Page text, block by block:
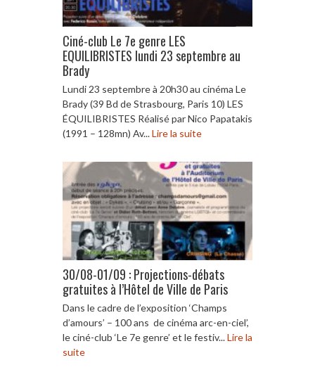
Ciné-club Le 7e genre LES
EQUILIBRISTES lundi 23 septembre au
Brady
Lundi 23 septembre à 20h30 au cinéma Le
Brady (39 Bd de Strasbourg, Paris 10) LES
ÉQUILIBRISTES Réalisé par Nico Papatakis
(1991 – 128mn) Av...Lire la suite
30/08-01/09 : Projections-débats
gratuites à l’Hôtel de Ville de Paris
Dans le cadre de l’exposition ‘Champs
d’amours’ – 100 ans de cinéma arc-en-ciel’,
le ciné-club ‘Le 7e genre’ et le festiv...Lire la
suite